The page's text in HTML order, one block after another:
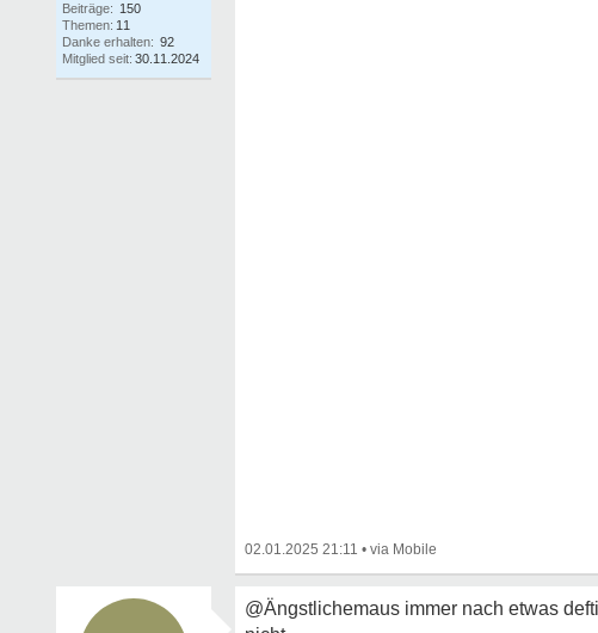
Beiträge: 150
Themen: 11
Danke erhalten: 92
Mitglied seit: 30.11.2024
02.01.2025 21:11 •
@Ängstlichemaus immer nach etwas